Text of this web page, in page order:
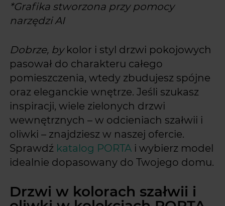
*Grafika stworzona przy pomocy
narzędzi AI
Dobrze, bykolor i styl drzwi pokojowych
pasował do charakteru całego
pomieszczenia, wtedy zbudujesz spójne
oraz eleganckie wnętrze. Jeśli szukasz
inspiracji, wiele zielonych drzwi
wewnętrznych – w odcieniach szałwii i
oliwki – znajdziesz w naszej ofercie.
Sprawdź katalog PORTA i wybierz model
idealnie dopasowany do Twojego domu.
Drzwi w kolorach szałwii i